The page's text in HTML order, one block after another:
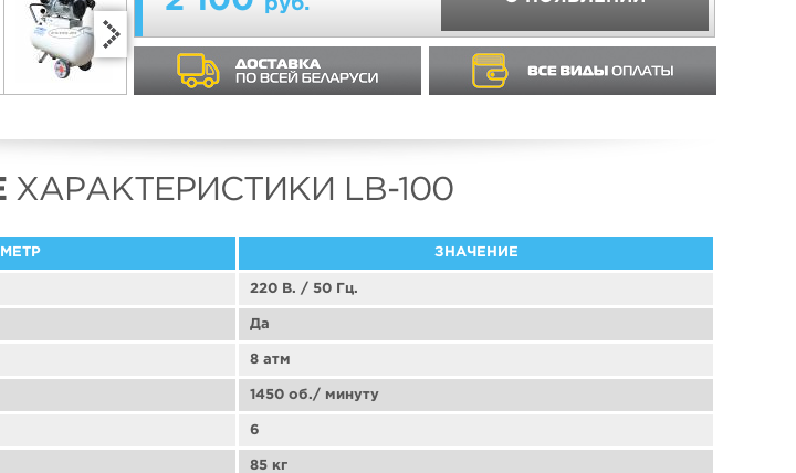
руб.
ХАРАКТЕРИСТИКИ LB-100
ЗНАЧЕНИЕ
220 В. / 50 Гц.
Да
8 атм
1450 об./ минуту
6
85 кг